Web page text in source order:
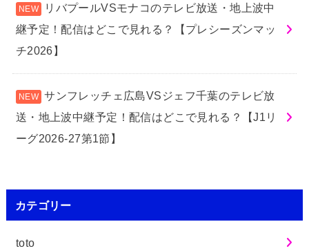
リバプールVSモナコのテレビ放送・地上波中
継予定！配信はどこで見れる？【プレシーズンマッ
チ2026】
サンフレッチェ広島VSジェフ千葉のテレビ放
送・地上波中継予定！配信はどこで見れる？【J1リ
ーグ2026-27第1節】
カテゴリー
toto